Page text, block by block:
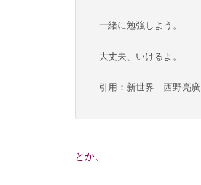
一緒に勉強しよう。
大丈夫、いけるよ。
引用：新世界 西野亮廣
とか、